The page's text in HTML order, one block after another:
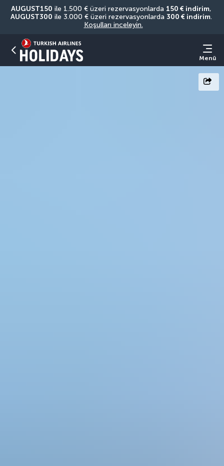
AUGUST150 ile 1.500 € üzeri rezervasyonlarda 150 € indirim
AUGUST300 ile 3.000 € üzeri rezervasyonlarda 300 € indirim
Koşulları inceleyin.
Menü